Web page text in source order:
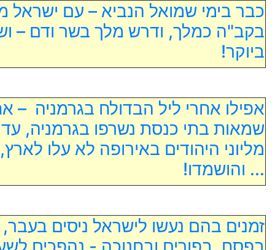
כבר בימי שמואל הנביא – עם ישראל
בקב"ה כמלך, ודרש מלך בשר ודם –
ביוקר!
אפילו אחרי ליל הבדולח בגרמניה –
שמאות בתי כנסת נשרפו בגרמניה,
מליוני היהודים באירופה לא עלו
... והושמדו!
זמנים בהם נעשו לישראל ניסים